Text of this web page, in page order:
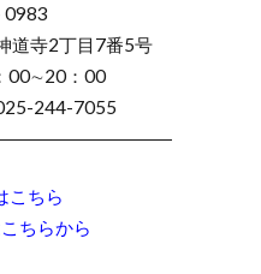
0983
道寺2丁目7番5号
00∼20：00
244-7055
こちら
ちらから